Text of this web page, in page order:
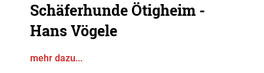
Schäferhunde Ötigheim -
Hans Vögele
mehr dazu...